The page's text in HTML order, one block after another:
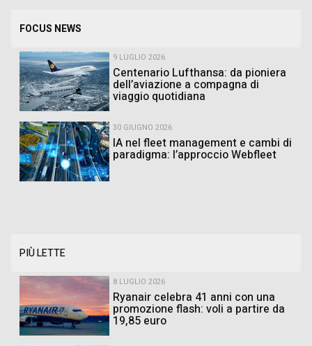
FOCUS NEWS
9 LUGLIO 2026
Centenario Lufthansa: da pioniera
dell’aviazione a compagna di
viaggio quotidiana
30 GIUGNO 2026
IA nel fleet management e cambi di
paradigma: l’approccio Webfleet
PIÙ LETTE
8 LUGLIO 2026
Ryanair celebra 41 anni con una
promozione flash: voli a partire da
19,85 euro